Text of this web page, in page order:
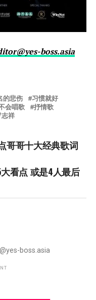
boss.asia
的悲伤
习惯就好
会唱歌
抒情歌
志祥
哥哥十大经典歌词
5大看点 或是4人最后
boss.asia